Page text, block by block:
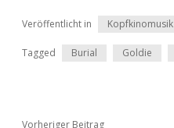
Veröffentlicht in Kopfkinomusik
Tagged Burial Goldie
Vorheriger Beitrag